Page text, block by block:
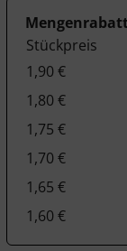
Stückpreis
1,90 €
1,80 €
1,75 €
1,70 €
1,65 €
1,60 €